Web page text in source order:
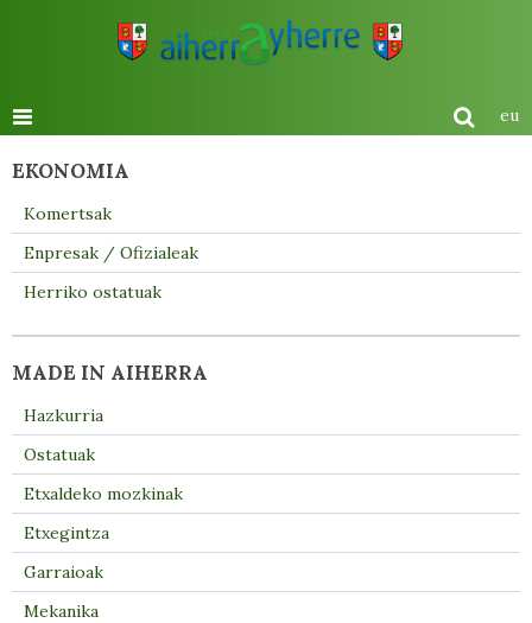
eu
EKONOMIA
Komertsak
Enpresak / Ofizialeak
Herriko ostatuak
MADE IN AIHERRA
Hazkurria
Ostatuak
Etxaldeko mozkinak
Etxegintza
Garraioak
Mekanika